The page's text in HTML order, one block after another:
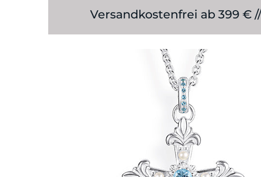
Versandkostenfrei ab 399 €
Raritäten